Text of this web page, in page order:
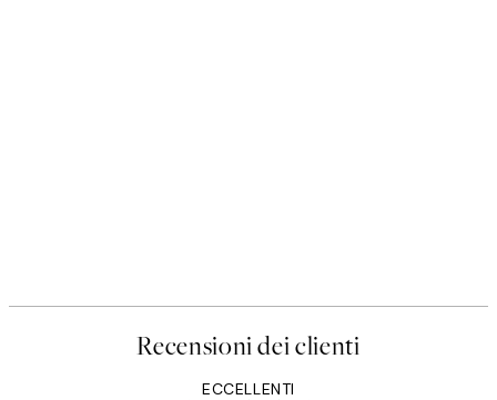
Recensioni dei clienti
ECCELLENTI